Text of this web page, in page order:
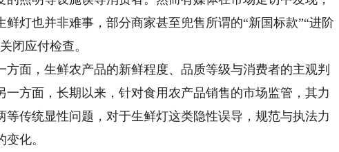
灯也并非难事，部分商家甚至兜售所谓的“新国标款”“进阶
闭应付检查。
面，生鲜农产品的新鲜程度、品质等级与消费者的主观判
方面，长期以来，针对食用农产品销售的市场监管，其力
传统显性问题，对于生鲜灯这类隐性误导，规范与执法力
化。